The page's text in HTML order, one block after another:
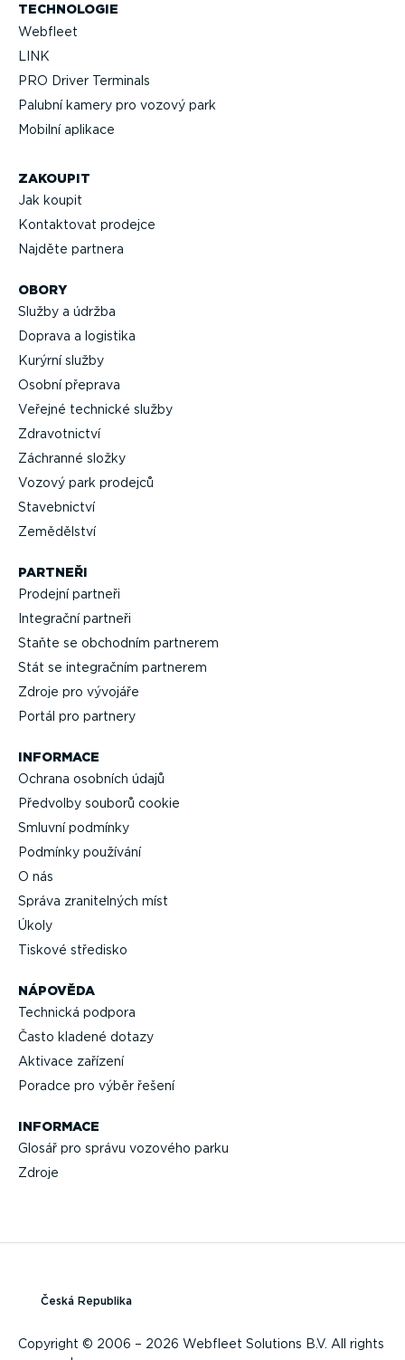
TECHNOLOGIE
Webfleet
LINK
PRO Driver Terminals
Palubní kamery pro vozový park
Mobilní aplikace
ZAKOUPIT
Jak koupit
Kontaktovat prodejce
Najděte partnera
OBORY
Služby a údržba
Doprava a logistika
Kurýrní služby
Osobní přeprava
Veřejné technické služby
Zdravot­nictví
Záchranné složky
Vozový park prodejců
Staveb­nictví
Zemědělství
NÁPOVĚDA
Technická podpora
Často kladené dotazy
Aktivace zařízení
Poradce pro výběr řešení
INFORMACE
Glosář pro správu vozového parku
Zdroje
PARTNEŘI
Prodejní partneři
Integrační partneři
Staňte se obchodním partnerem
Stát se integračním partnerem
Zdroje pro vývojáře
Portál pro partnery
INFORMACE
Ochrana osobních údajů
Předvolby souborů cookie
Smluvní podmínky
Podmínky používání
O nás
Správa zrani­telných míst
Úkoly
Tiskové středisko
Copyright © 2006 – 2026 Webfleet Solutions B.V. All rights
Česká Republika